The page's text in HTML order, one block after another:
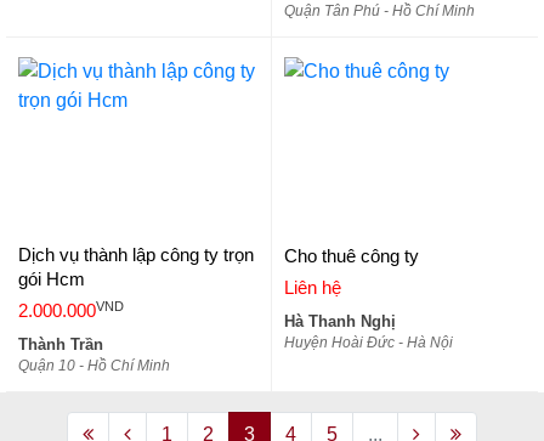
Quận Tân Phú - Hồ Chí Minh
Dịch vụ thành lập công ty trọn
gói Hcm
2.000.000VND
Thành Trần
Quận 10 - Hồ Chí Minh
Cho thuê công ty
Liên hệ
Hà Thanh Nghị
Huyện Hoài Đức - Hà Nội
1 2 3 4 5 ...